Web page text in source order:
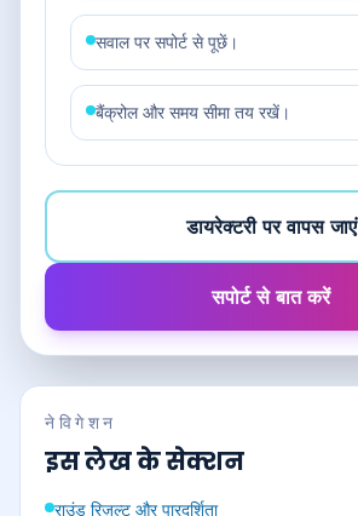
सवाल पर सपोर्ट से पूछें।
बैंक्रोल और समय सीमा तय रखें।
डायरेक्टरी पर वापस जाएं
सपोर्ट से बात करें
नेविगेशन
इस लेख के सेक्शन
राउंड रिज़ल्ट और पारदर्शिता